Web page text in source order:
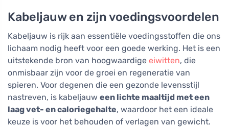
Kabeljauw en zijn voedingsvoordelen
Kabeljauw is rijk aan essentiële voedingsstoffen die ons
lichaam nodig heeft voor een goede werking. Het is een
uitstekende bron van hoogwaardige eiwitten, die
onmisbaar zijn voor de groei en regeneratie van
spieren. Voor degenen die een gezonde levensstijl
nastreven, is kabeljauw een lichte maaltijd met een
laag vet- en caloriegehalte, waardoor het een ideale
keuze is voor het behouden of verlagen van gewicht.